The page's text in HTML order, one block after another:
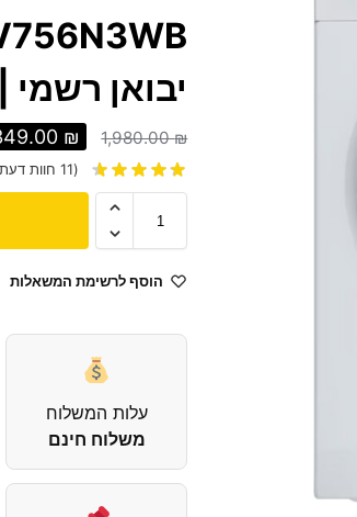
יבואן
1,980.00₪
₪
(
11 חוות
הוסף לרשימת המשאלות
עלות המשלוח
משלוח חינם